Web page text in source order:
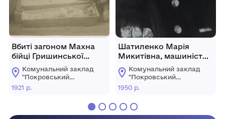
Вбиті загоном Махна
бійці Гришинської
кінної міліції.
Комунальний заклад
"Покровський
історичний музей"
1921 р.
Шатиленко Марія
Микитівна, машиніст
паровоза, депутат
Красноармійської
районної ради
депутатів трудящих.
Комунальний заклад
"Покровський
історичний музей"
1950 р.